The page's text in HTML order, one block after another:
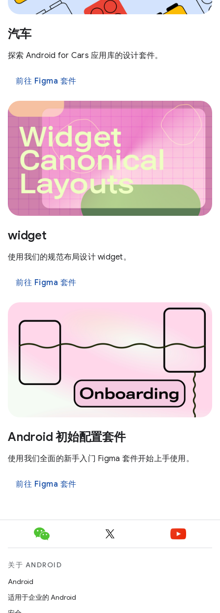
汽车
探索 Android for Cars 应用库的设计套件。
前往 Figma 套件
widget
使用我们的规范布局设计 widget。
前往 Figma 套件
Android 初始配置套件
使用我们全面的新手入门 Figma 套件开始上手使用。
前往 Figma 套件
关于 ANDROID
Android
适用于企业的 Android